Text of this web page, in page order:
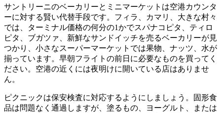
サントリーニのベーカリーとミニマーケットは空港カウンタ
ーに対する賢い代替手段です。フィラ、カマリ、大きな村々
では、ターミナル価格の何分の1かでスパナコピタ、ティロ
ピタ、ブガツァ、新鮮なサンドイッチを売るベーカリーが見
つかり、小さなスーパーマーケットでは果物、ナッツ、水が
揃っています。早朝フライトの前日に必要なものを買ってく
ださい。空港の近くには夜明けに開いている店はありませ
ん。
ピクニックは保安検査に対応するようにしましょう。固形食
品は問題なく通過しますが、塗るもの、ヨーグルト、または